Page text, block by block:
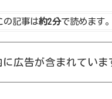
の記事は約2分で読めます。
に広告が含まれていま